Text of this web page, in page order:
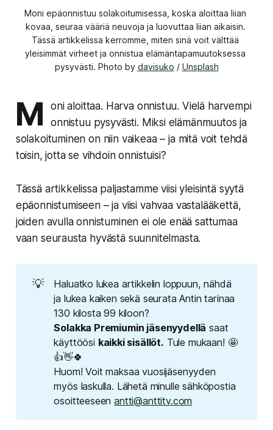
Moni epäonnistuu solakoitumisessa, koska aloittaa liian
kovaa, seuraa vääriä neuvoja ja luovuttaa liian aikaisin.
Tässä artikkelissa kerromme, miten sinä voit välttää
yleisimmät virheet ja onnistua elämäntapamuutoksessa
pysyvästi. Photo by davisuko / Unsplash
M
oni aloittaa. Harva onnistuu. Vielä harvempi
onnistuu pysyvästi. Miksi elämänmuutos ja
solakoituminen on niin vaikeaa – ja mitä voit tehdä
toisin, jotta se vihdoin onnistuisi?
Tässä artikkelissa paljastamme viisi yleisintä syytä
epäonnistumiseen – ja viisi vahvaa vastalääkettä,
joiden avulla onnistuminen ei ole enää sattumaa
vaan seurausta hyvästä suunnitelmasta.
💡
Haluatko lukea artikkelin loppuun, nähdä
ja lukea kaiken sekä seurata Antin tarinaa
130 kilosta 99 kiloon?
Solakka Premiumin jäsenyydellä saat
käyttöösi kaikki sisällöt. Tule mukaan! 🤩
👍👋🍀
Huom! Voit maksaa vuosijäsenyyden
myös laskulla. Lähetä minulle sähköpostia
osoitteeseenantti@anttitv.com